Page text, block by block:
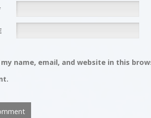
my name, email, and website in this